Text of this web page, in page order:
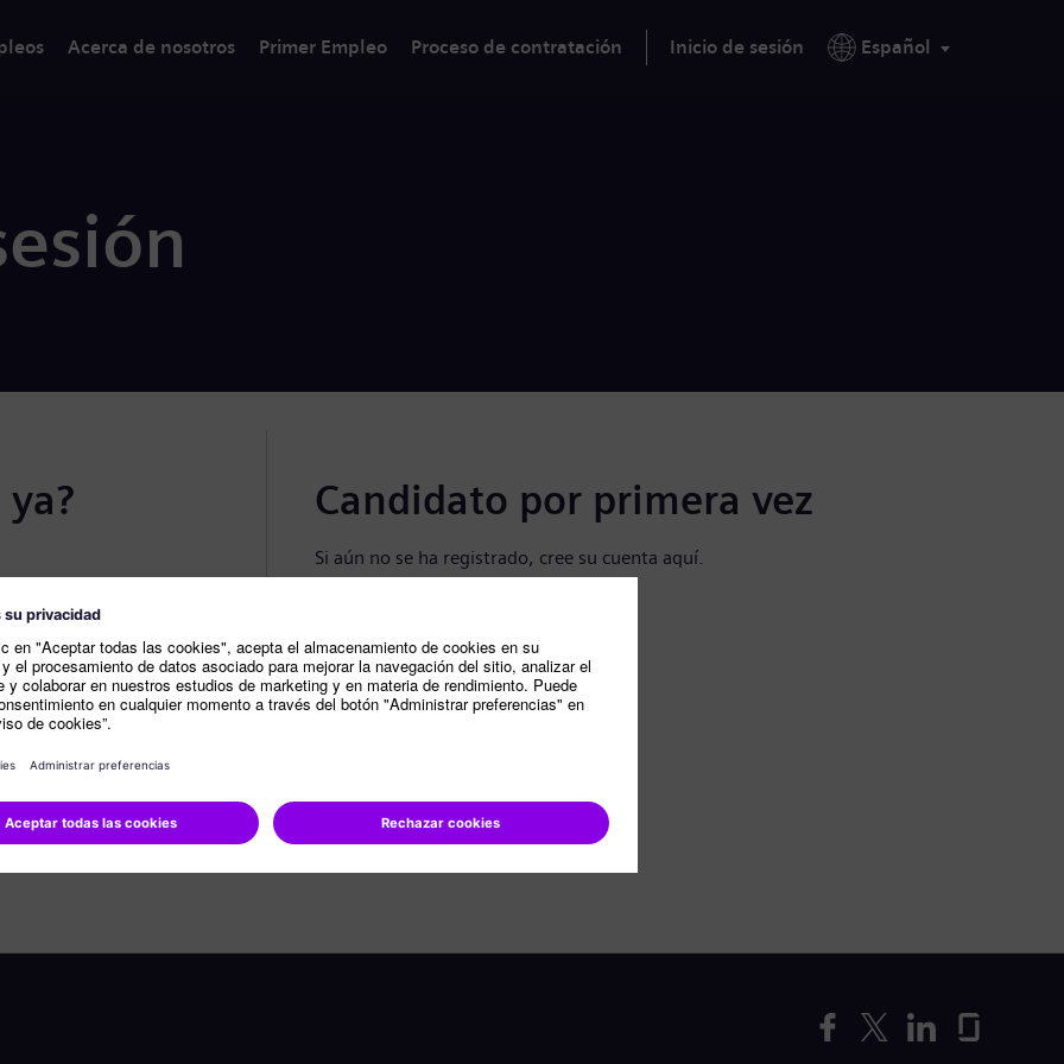
Acerca de nosotros Primer Empleo Proceso de contratación Inicio de sesión Español
Candidato por primera vez
Si aún no se ha registrado, cree su cuenta aquí.